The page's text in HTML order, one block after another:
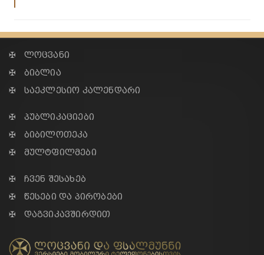
✠ ლოცვანი
✠ ბიბლია
✠ საეკლესიო კალენდარი
✠ პუბლიკაციები
✠ ბიბილოთეკა
✠ მულტფილმები
✠ ჩვენ შესახებ
✠ წესები და პირობები
✠ დაგვიკავშირდით